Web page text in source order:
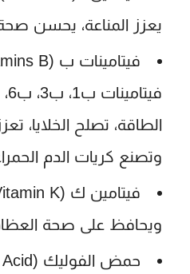
يعزز المناعة، يحسن
فيتامينات ب (Vitamins B):
الطاقة، تصلح الخلايا،
وتصنع كريات الدم
فيتامين ك (Vitamin K):
ويحافظ على صحة
حمض الفوليك (Folic Acid):